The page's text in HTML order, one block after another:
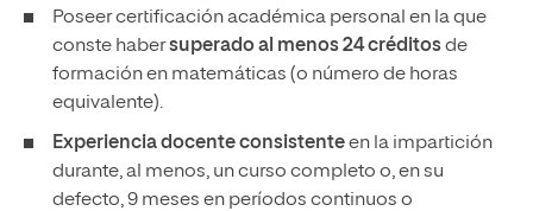
Poseer certificación académica personal en la que
conste habersuperado al menos 24 créditosde
formación en matemáticas (o número de horas
equivalente).
Experiencia docente consistenteen la impartición
durante, al menos, un curso completo o, en su
defecto, 9 meses en períodos continuos o